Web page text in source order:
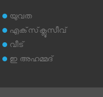
യുവത
എക്‌സ്‌ക്ലൂസീവ്
വീട്
ഇ അഹമ്മദ്‌